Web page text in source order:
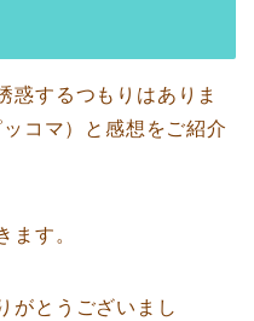
惑するつもりはありま
コマ）と感想をご紹介
ます。
がとうございまし